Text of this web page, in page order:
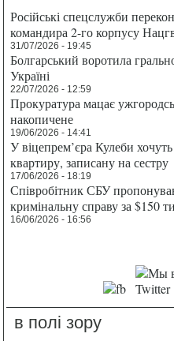
Російські спецслужби
командира 2-го корпусу
31/07/2026 - 19:45
Болгарський воротила
Україні
22/07/2026 - 12:59
Прокуратура мацає
накопичене
19/06/2026 - 14:41
У віцепрем’єра Кулеби
квартиру, записану на сестру
17/06/2026 - 18:19
Співробітник СБУ
кримінальну справу за $150
16/06/2026 - 16:56
в полі зору